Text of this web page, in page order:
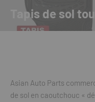
Tapis de sol
Asian Auto Parts
de sol en caoutchouc «